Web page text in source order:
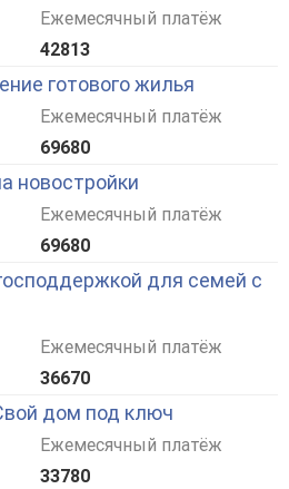
Ежемесячный платёж
42813
готового жилья
Ежемесячный платёж
69680
новостройки
Ежемесячный платёж
69680
для семей с
Ежемесячный платёж
36670
дом под ключ
Ежемесячный платёж
33780